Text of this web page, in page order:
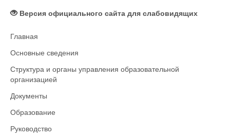
Версия официального сайта для слабовидящих
Главная
Основные сведения
Структура и органы управления образовательной
организацией
Документы
Образование
Руководство